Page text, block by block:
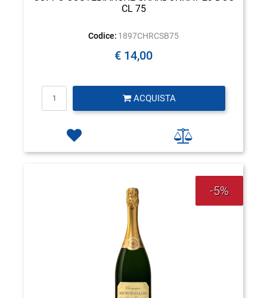
CL 75
Codice: 1897CHRCSB75
€ 14,00
ACQUISTA
-5%